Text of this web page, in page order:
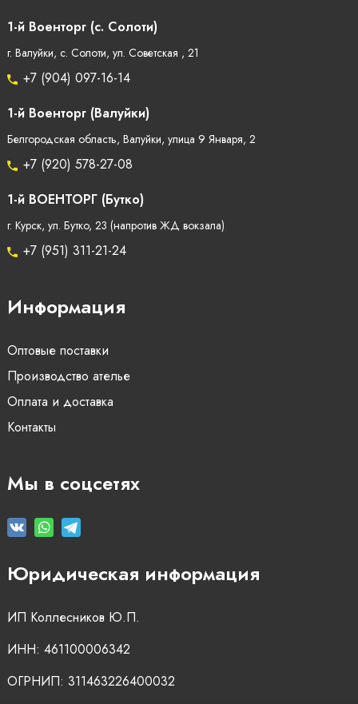
1-й Военторг (с. Солоти)
г. Валуйки, с. Солоти, ул. Советская , 21
+7 (904) 097-16-14
1-й Военторг (Валуйки)
Белгородская область, Валуйки, улица 9 Января, 2
+7 (920) 578-27-08
1-й ВОЕНТОРГ (Бутко)
г. Курск, ул. Бутко, 23 (напротив ЖД вокзала)
+7 (951) 311-21-24
Информация
Оптовые поставки
Производство ателье
Оплата и доставка
Контакты
Мы в соцсетях
Юридическая информация
ИП Коллесников Ю.П.
ИНН: 461100006342
ОГРНИП: 311463226400032